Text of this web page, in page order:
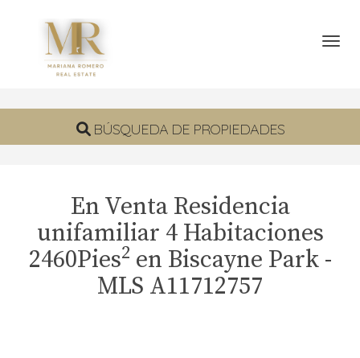
BÚSQUEDA DE PROPIEDADES
En Venta Residencia
unifamiliar 4 Habitaciones
2460Pies2 en Biscayne Park -
MLS A11712757